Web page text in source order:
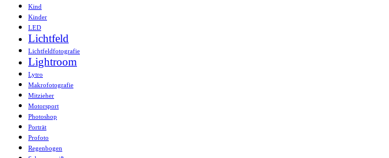
Kind
Kinder
LED
Lichtfeld
Lichtfeldfotografie
Lightroom
Lytro
Makrofotografie
Mitzieher
Motorsport
Photoshop
Porträt
Profoto
Regenbogen